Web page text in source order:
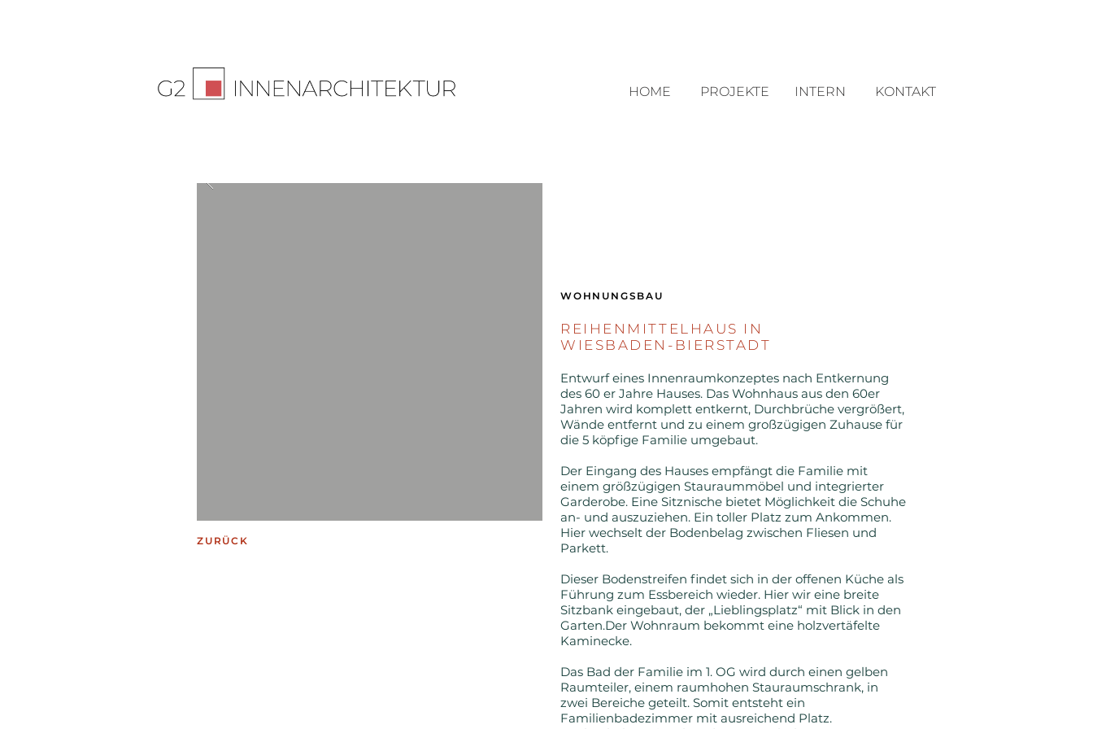
HOME PROJEKTE INTERN KONTAKT
ZURÜCK
WOHNUNGSBAU
REIHENMITTELHAUS IN
WIESBADEN-BIERSTADT
Entwurf eines Innenraumkonzeptes nach Entkernung
des 60 er Jahre Hauses. Das Wohnhaus aus den 60er
Jahren wird komplett entkernt, Durchbrüche vergrößert,
Wände entfernt und zu einem großzügigen Zuhause für
die 5 köpfige Familie umgebaut.
Der Eingang des Hauses empfängt die Familie mit
einem größzügigen Stauraummöbel und integrierter
Garderobe. Eine Sitznische bietet Möglichkeit die Schuhe
an- und auszuziehen. Ein toller Platz zum Ankommen.
Hier wechselt der Bodenbelag zwischen Fliesen und
Parkett.
Dieser Bodenstreifen findet sich in der offenen Küche als
Führung zum Essbereich wieder. Hier wir eine breite
Sitzbank eingebaut, der „Lieblingsplatz“ mit Blick in den
Garten.Der Wohnraum bekommt eine holzvertäfelte
Kaminecke.
Das Bad der Familie im 1. OG wird durch einen gelben
Raumteiler, einem raumhohen Stauraumschrank, in
zwei Bereiche geteilt. Somit entsteht ein
Familienbadezimmer mit ausreichend Platz.